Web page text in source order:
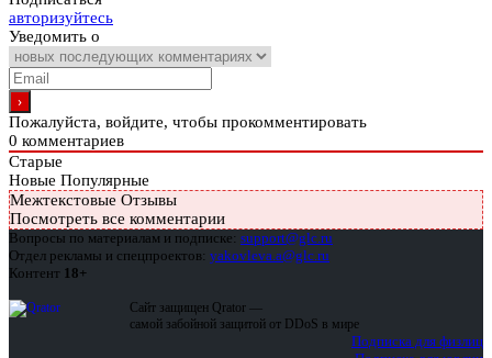
авторизуйтесь
Уведомить о
Пожалуйста, войдите, чтобы прокомментировать
0 комментариев
Старые
Новые Популярные
Межтекстовые Отзывы
Посмотреть все комментарии
Вопросы по материалам и подписке: support@glc.ru
Отдел рекламы и спецпроектов: yakovleva.a@glc.ru
Контент 18+
Сайт защищен Qrator —
самой забойной защитой от DDoS в мире
Подписка для физлиц